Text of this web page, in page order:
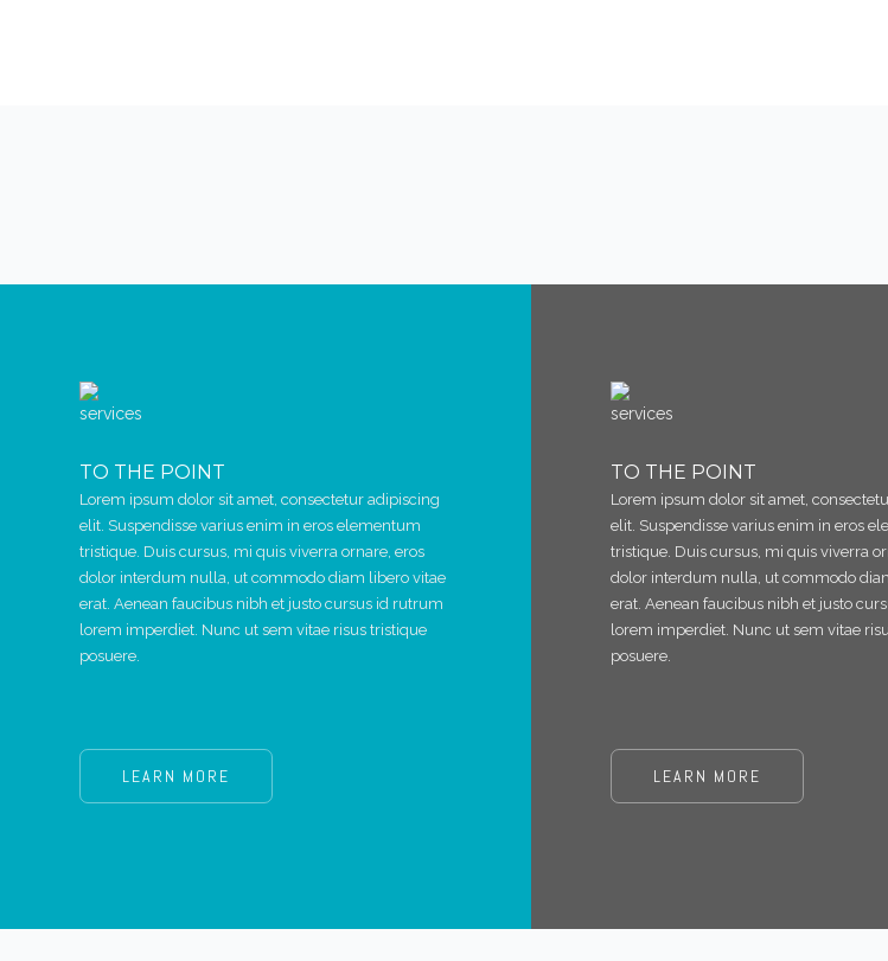
TO THE POINT
Lorem ipsum dolor sit amet, consectetur adipiscing
elit. Suspendisse varius enim in eros elementum
tristique. Duis cursus, mi quis viverra ornare, eros
dolor interdum nulla, ut commodo diam libero vitae
erat. Aenean faucibus nibh et justo cursus id rutrum
lorem imperdiet. Nunc ut sem vitae risus tristique
posuere.
LEARN MORE
TO THE POINT
Lorem ipsum dolor sit amet,
elit. Suspendisse varius enim in eros
tristique. Duis cursus, mi quis viverra
dolor interdum nulla, ut commodo
erat. Aenean faucibus nibh et justo
lorem imperdiet. Nunc ut sem vitae
posuere.
LEARN MORE